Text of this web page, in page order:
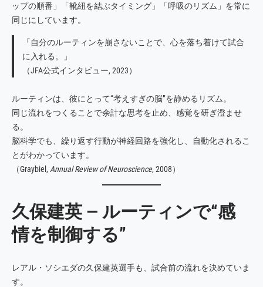
ップの順番」「靴紐を結ぶタイミング」「呼吸のリズム」を常に
同じにしています。
「自分のルーティンを崩さないことで、心を落ち着けて試合
に入れる。」
（JFA公式インタビュー, 2023）
ルーティンは、彼にとって“考えすぎの脳”を静めるリズム。
同じ流れをつくることで余計な思考を止め、感覚を研ぎ澄ませ
る。
脳科学でも、繰り返す行動が神経回路を強化し、自動化されるこ
とがわかっています。
（Graybiel, Annual Review of Neuroscience, 2008）
久保建英 ― ルーティンで“感
情を制御する”
レアル・ソシエダの久保建英選手も、試合前の流れを決めていま
す。